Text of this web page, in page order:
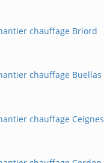
chauffage Briord
chauffage Buellas
chauffage Ceignes